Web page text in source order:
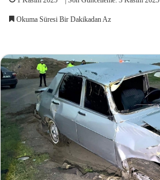
Okuma Süresi Bir Dakikadan Az